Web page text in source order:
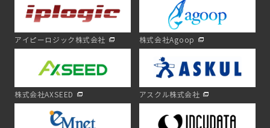
アイピーロジック株式会社 株式会社Agoop
株式会社AXSEED アスクル株式会社